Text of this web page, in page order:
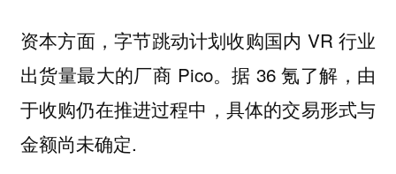
资本方面，字节跳动计划收购国内 VR 行业
出货量最大的厂商 Pico。据 36 氪了解，由
于收购仍在推进过程中，具体的交易形式与
金额尚未确定.